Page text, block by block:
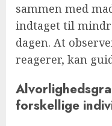
sammen med
indtaget til
dagen. At
reagerer, kan
forskellige